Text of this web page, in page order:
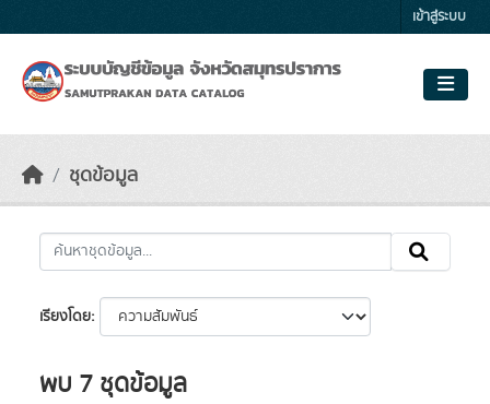
เข้าสู่ระบบ
ชุดข้อมูล
เรียงโดย
พบ 7 ชุดข้อมูล